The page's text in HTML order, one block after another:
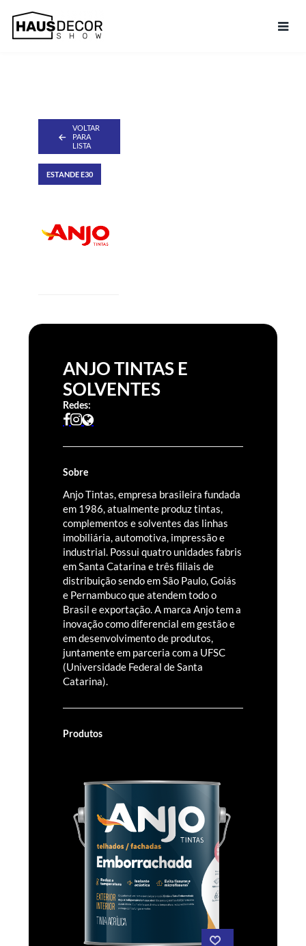
VOLTAR
PARA
LISTA
ESTANDE E30
ANJO TINTAS E
SOLVENTES
Redes:
Sobre
Anjo Tintas, empresa brasileira fundada
em 1986, atualmente produz tintas,
complementos e solventes das linhas
imobiliária, automotiva, impressão e
industrial. Possui quatro unidades fabris
em Santa Catarina e três filiais de
distribuição sendo em São Paulo, Goiás
e Pernambuco que atendem todo o
Brasil e exportação. A marca Anjo tem a
inovação como diferencial em gestão e
em desenvolvimento de produtos,
juntamente em parceria com a UFSC
(Universidade Federal de Santa
Catarina).
Produtos